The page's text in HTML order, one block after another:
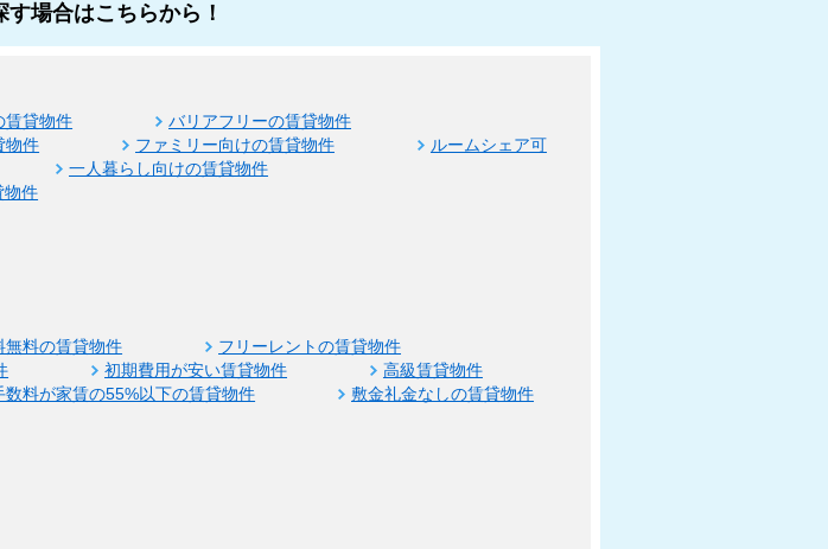
場合はこちらから！
賃貸物件
バリアフリーの賃貸物件
物件 ファミリー向けの賃貸物件
ルームシェア可
一人暮らし向けの賃貸物件
物件
無料の賃貸物件
フリーレントの賃貸物件
初期費用が安い賃貸物件
高級賃貸物件
数料が家賃の55%以下の賃貸物件 敷金礼金なしの賃貸物件